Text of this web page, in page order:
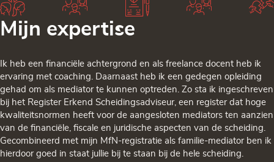
Mijn expertise
Ik heb een financiële achtergrond en als freelance docent heb ik
ervaring met coaching. Daarnaast heb ik een gedegen opleiding
gehad om als mediator te kunnen optreden. Zo sta ik ingeschreven
bij het Register Erkend Scheidingsadviseur, een register dat hoge
kwaliteitsnormen heeft voor de aangesloten mediators ten aanzien
van de financiële, fiscale en juridische aspecten van de scheiding.
Gecombineerd met mijn MfN-registratie als familie-mediator ben ik
hierdoor goed in staat jullie bij te staan bij de hele scheiding.